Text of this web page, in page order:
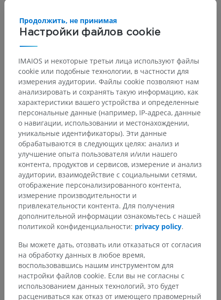
Настройки файлов cookie
Продолжить, не принимая
IMAIOS и некоторые третьи лица используют файлы
cookie или подобные технологии, в частности для
измерения аудитории. Файлы cookie позволяют нам
анализировать и сохранять такую информацию, как
характеристики вашего устройства и определенные
персональные данные (например, IP-адреса, данные
о навигации, использовании и местонахождении,
уникальные идентификаторы). Эти данные
обрабатываются в следующих целях: анализ и
улучшение опыта пользователя и/или нашего
контента, продуктов и сервисов, измерение и анализ
аудитории, взаимодействие с социальными сетями,
отображение персонализированного контента,
измерение производительности и
привлекательности контента. Для получения
дополнительной информации ознакомьтесь с нашей
политикой конфиденциальности: privacy policy.
Вы можете дать, отозвать или отказаться от согласия
на обработку данных в любое время,
воспользовавшись нашим инструментом для
настройки файлов cookie. Если вы не согласны с
использованием данных технологий, это будет
расцениваться как отказ от имеющего правомерный